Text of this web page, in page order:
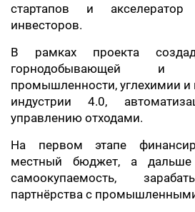
стартапов и
инвесторов.
В рамках проекта
горнодобывающей и
промышленности, углехимии
индустрии 4.0,
управлению отходами.
На первом этапе
местный бюджет, а
самоокупаемость,
партнёрства с